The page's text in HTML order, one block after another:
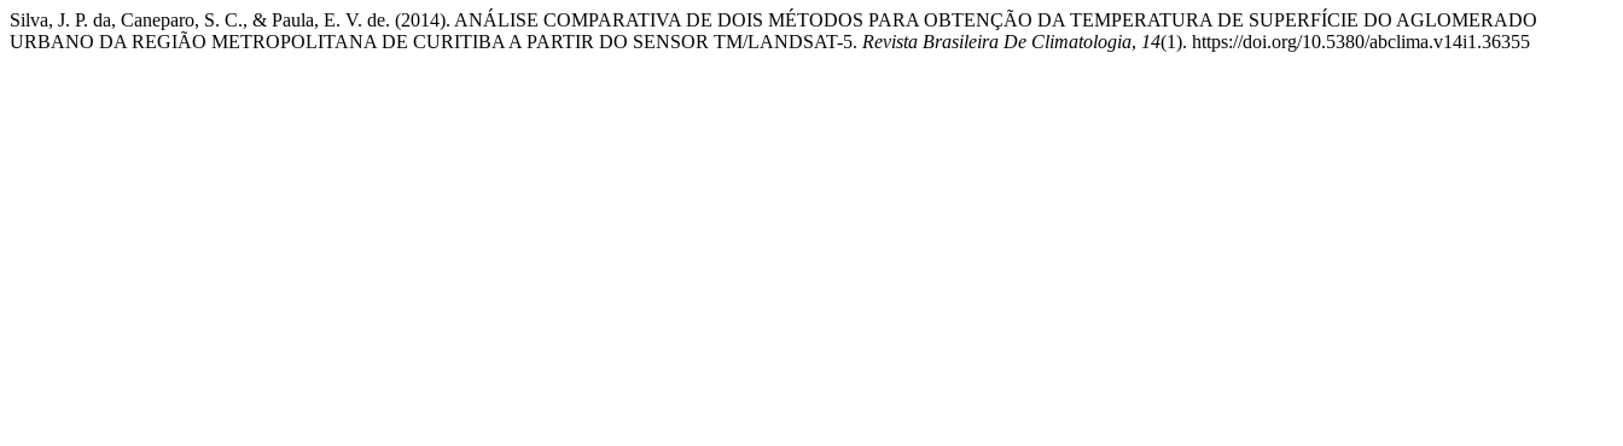
Silva, J. P. da, Caneparo, S. C., & Paula, E. V. de. (2014). ANÁLISE COMPARATIVA DE DOIS MÉTODOS PARA OBTENÇÃO DA TEMPERATURA DE SUPERFÍCIE DO AGLOMERADO
URBANO DA REGIÃO METROPOLITANA DE CURITIBA A PARTIR DO SENSOR TM/LANDSAT-5. Revista Brasileira De Climatologia, 14(1). https://doi.org/10.5380/abclima.v14i1.36355